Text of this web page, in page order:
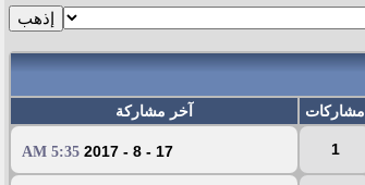
مشاركات آخر مشاركة
1
17 - 8 - 2017
5:35 AM